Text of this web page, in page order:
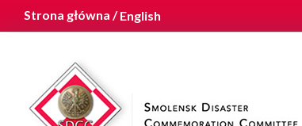
Strona główna /English